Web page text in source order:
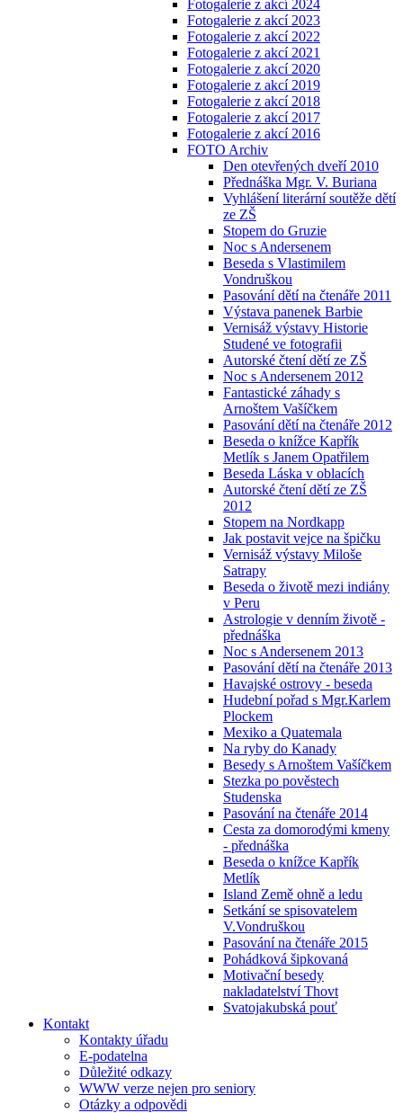
Fotogalerie z akcí 2024
Fotogalerie z akcí 2023
Fotogalerie z akcí 2022
Fotogalerie z akcí 2021
Fotogalerie z akcí 2020
Fotogalerie z akcí 2019
Fotogalerie z akcí 2018
Fotogalerie z akcí 2017
Fotogalerie z akcí 2016
FOTO Archiv
Den otevřených dveří 2010
Přednáška Mgr. V. Buriana
Vyhlášení literární soutěže dětí
ze ZŠ
Stopem do Gruzie
Noc s Andersenem
Beseda s Vlastimilem
Vondruškou
Pasování dětí na čtenáře 2011
Výstava panenek Barbie
Vernisáž výstavy Historie
Studené ve fotografii
Autorské čtení dětí ze ZŠ
Noc s Andersenem 2012
Fantastické záhady s
Arnoštem Vašíčkem
Pasování dětí na čtenáře 2012
Beseda o knížce Kapřík
Metlík s Janem Opatřilem
Beseda Láska v oblacích
Autorské čtení dětí ze ZŠ
2012
Stopem na Nordkapp
Jak postavit vejce na špičku
Vernisáž výstavy Miloše
Satrapy
Beseda o životě mezi indiány
v Peru
Astrologie v denním životě -
přednáška
Noc s Andersenem 2013
Pasování dětí na čtenáře 2013
Havajské ostrovy - beseda
Hudební pořad s Mgr.Karlem
Plockem
Mexiko a Quatemala
Na ryby do Kanady
Besedy s Arnoštem Vašíčkem
Stezka po pověstech
Studenska
Pasování na čtenáře 2014
Cesta za domorodými kmeny
- přednáška
Beseda o knížce Kapřík
Metlík
Island Země ohně a ledu
Setkání se spisovatelem
V.Vondruškou
Pasování na čtenáře 2015
Pohádková šipkovaná
Motivační besedy
nakladatelství Thovt
Svatojakubská pouť
Kontakt
Kontakty úřadu
E-podatelna
Důležité odkazy
WWW verze nejen pro seniory
Otázky a odpovědi